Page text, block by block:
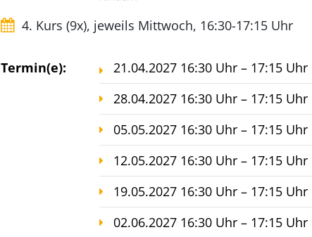
4. Kurs (9x), jeweils Mittwoch, 16:30-17:15 Uhr
Termin(e):
21.04.2027 16:30 Uhr – 17:15 Uhr
28.04.2027 16:30 Uhr – 17:15 Uhr
05.05.2027 16:30 Uhr – 17:15 Uhr
12.05.2027 16:30 Uhr – 17:15 Uhr
19.05.2027 16:30 Uhr – 17:15 Uhr
02.06.2027 16:30 Uhr – 17:15 Uhr